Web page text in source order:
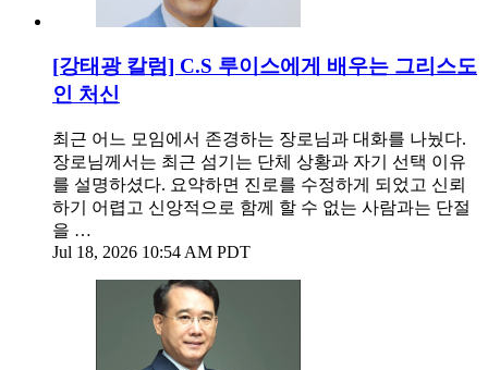
[강태광 칼럼] C.S 루이스에게 배우는 그리스도
인 처신
최근 어느 모임에서 존경하는 장로님과 대화를 나눴다.
장로님께서는 최근 섬기는 단체 상황과 자기 선택 이유
를 설명하셨다. 요약하면 진로를 수정하게 되었고 신뢰
하기 어렵고 신앙적으로 함께 할 수 없는 사람과는 단절
을 …
Jul 18, 2026 10:54 AM PDT